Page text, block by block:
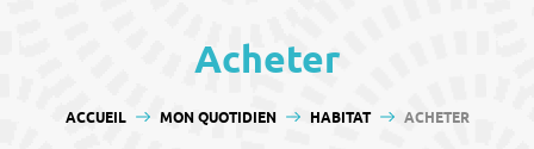
Acheter
VOUS ÊTES ICI :
ACCUEIL MON QUOTIDIEN HABITAT ACHETER